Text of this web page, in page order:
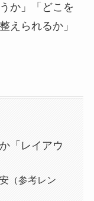
か」「どこを
えられるか」
「レイアウ
（参考レン